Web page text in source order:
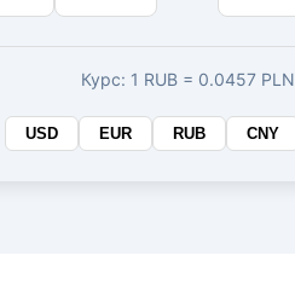
Курс: 1 RUB = 0.0457 PLN
USD EUR RUB CNY